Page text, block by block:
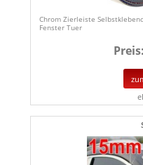
Chrom Zierleiste
Fenster Tuer
Preis: